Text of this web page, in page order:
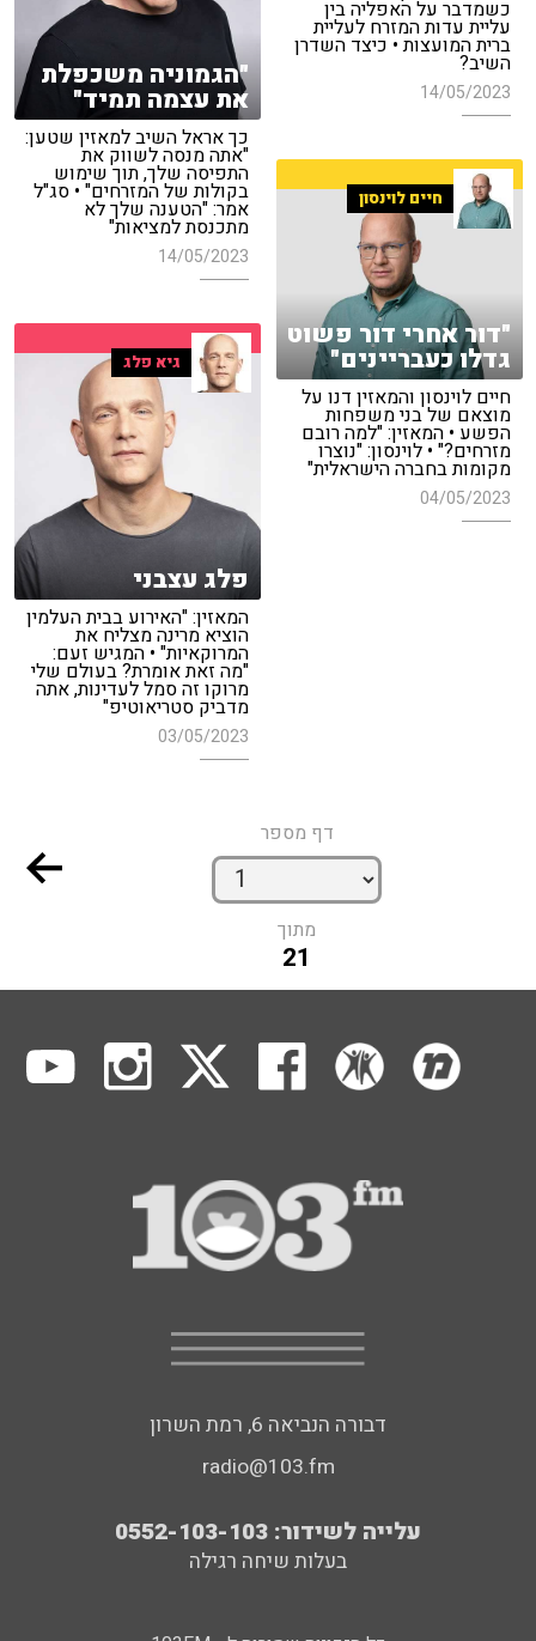
כשמדבר על האפליה בין
עליית עדות המזרח לעליית
ברית המועצות • כיצד השדרן
השיב?
14/05/2023 "הגמוניה משכפלת
את עצמה תמיד"
כך אראל השיב למאזין שטען:
"אתה מנסה לשווק את
התפיסה שלך, תוך שימוש
בקולות של המזרחים" • סג"ל
אמר: "הטענה שלך לא
מתכנסת למציאות"
14/05/2023
חיים לוינסון
"דור אחרי דור פשוט
גדלו כעבריינים"
חיים לוינסון והמאזין דנו על
מוצאם של בני משפחות
הפשע • המאזין: "למה רובם
מזרחים?" • לוינסון: "נוצרו
מקומות בחברה הישראלית"
04/05/2023
גיא פלג
פלג עצבני
המאזין: "האירוע בבית העלמין
הוציא מרינה מצליח את
המרוקאיות" • המגיש זעם:
"מה זאת אומרת? בעולם שלי
מרוקו זה סמל לעדינות, אתה
מדביק סטריאוטיפ"
03/05/2023
דף מספר
מתוך
21
דבורה הנביאה 6, רמת השרון
radio@103.fm
עלייה לשידור: 0552-103-103
בעלות שיחה רגילה